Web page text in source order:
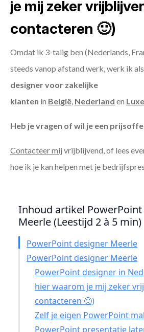
je mij zeker
contacteren 🙂)
Omdat ik 3-talig ben (Nederlands,
steeds vanop afstand werk, werk ik als
designer voor zakelijke
klanten in België, Nederland en
Heb je vragen of wil je een
Contacteer mij vrijblijvend, of lees
hoe ik je kan helpen met je
Inhoud artikel
Meerle (Leestijd 2 à 5 min)
PowerPoint designer Meerle
PowerPoint designer Meerle
PowerPoint designer in
hier waarom je mij zeker
contacteren 🙂)
Zelf je eigen PowerPoint
PowerPoint presentatie